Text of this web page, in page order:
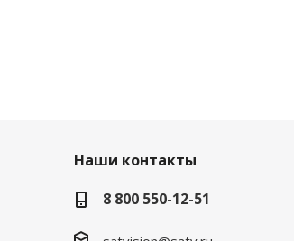
Наши контакты
8 800 550-12-51